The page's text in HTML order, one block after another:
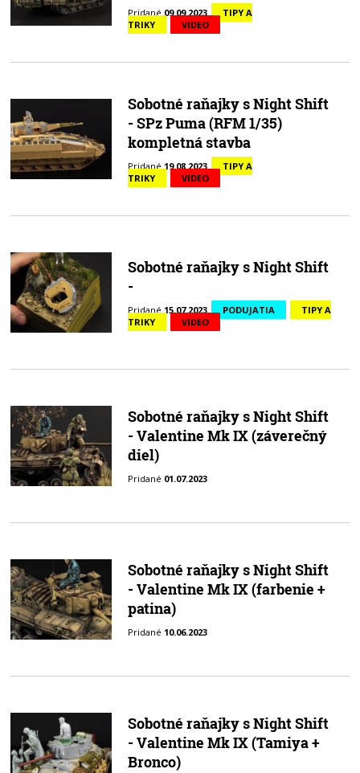
Pridané09.09.2023
TIPY A
TRIKY
VIDEO
Sobotné raňajky s Night Shift
- SPz Puma (RFM 1/35)
kompletná stavba
Pridané19.08.2023
TIPY A
TRIKY
VIDEO
Sobotné raňajky s Night Shift
-
Pridané15.07.2023 PODUJATIA
TIPY A
TRIKY
VIDEO
Sobotné raňajky s Night Shift
- Valentine Mk IX (záverečný
diel)
Pridané 01.07.2023
Sobotné raňajky s Night Shift
- Valentine Mk IX (farbenie +
patina)
Pridané 10.06.2023
Sobotné raňajky s Night Shift
- Valentine Mk IX (Tamiya +
Bronco)